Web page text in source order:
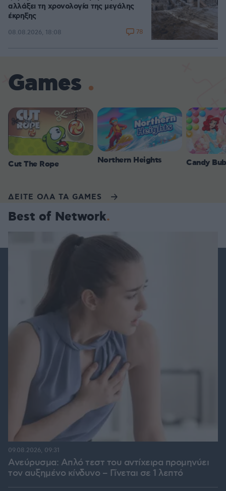
αλλάξει τη χρονολογία της μεγάλης
έκρηξης
08.08.2026, 18:08 78
Games
Cut The Rope Northern Heights Candy
ΔΕΙΤΕ ΟΛΑ ΤΑ GAMES
Best of Network
Ανεύρυσμα: Απλό τεστ του αντίχειρα προμηνύει
τον αυξημένο κίνδυνο – Γίνεται σε 1 λεπτό
09.08.2026, 09:31